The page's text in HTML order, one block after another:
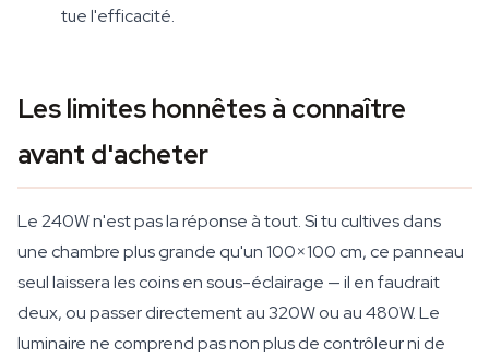
tue l'efficacité.
Les limites honnêtes à connaître
avant d'acheter
Le 240W n'est pas la réponse à tout. Si tu cultives dans
une chambre plus grande qu'un 100×100 cm, ce panneau
seul laissera les coins en sous-éclairage — il en faudrait
deux, ou passer directement au 320W ou au 480W. Le
luminaire ne comprend pas non plus de contrôleur ni de